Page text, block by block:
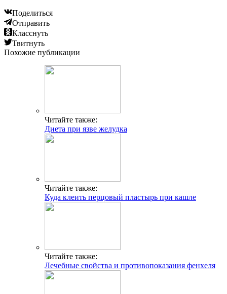
Поделиться
Отправить
Класснуть
Твитнуть
Похожие публикации
Читайте также:
Диета при язве желудка
Читайте также:
Куда клеить перцовый пластырь при кашле
Читайте также:
Лечебные свойства и противопоказания фенхеля